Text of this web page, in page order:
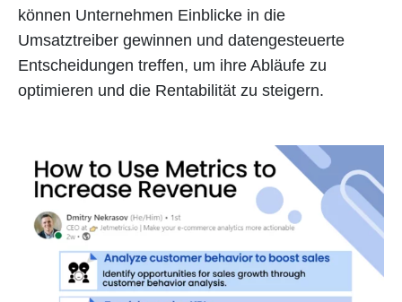
können Unternehmen Einblicke in die
Umsatztreiber gewinnen und datengesteuerte
Entscheidungen treffen, um ihre Abläufe zu
optimieren und die Rentabilität zu steigern.